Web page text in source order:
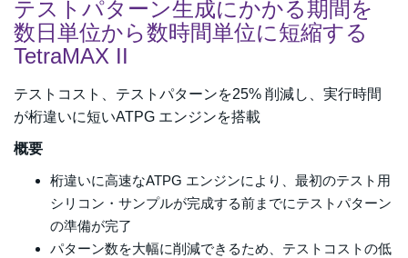
テストパターン生成にかかる期間を
数日単位から数時間単位に短縮する
TetraMAX II
テストコスト、テストパターンを25% 削減し、実行時間
が桁違いに短いATPG エンジンを搭載
概要
桁違いに高速なATPG エンジンにより、最初のテスト用
シリコン・サンプルが完成する前までにテストパターン
の準備が完了
パターン数を大幅に削減できるため、テストコストの低